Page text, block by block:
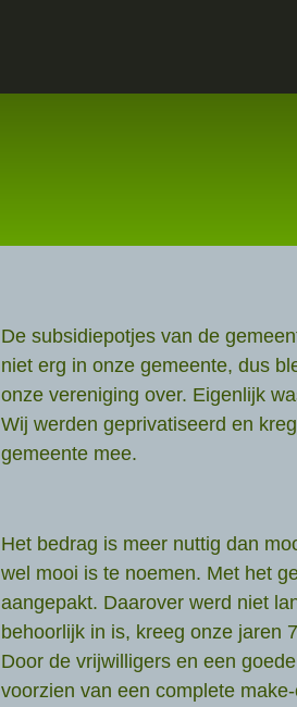
De subsidiepotjes van de
niet erg in onze gemeente, dus
onze vereniging over. Eigenlijk
Wij werden geprivatiseerd en
gemeente mee.
Het bedrag is meer nuttig dan
wel mooi is te noemen. Met het
aangepakt. Daarover werd niet
behoorlijk in is, kreeg onze jaren
Door de vrijwilligers en een
voorzien van een complete